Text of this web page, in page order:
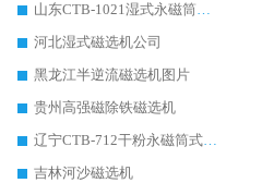
山东CTB-1021湿式永磁筒式磁选机
河北湿式磁选机公司
黑龙江半逆流磁选机图片
贵州高强磁除铁磁选机
辽宁CTB-712干粉永磁筒式磁选机
吉林河沙磁选机